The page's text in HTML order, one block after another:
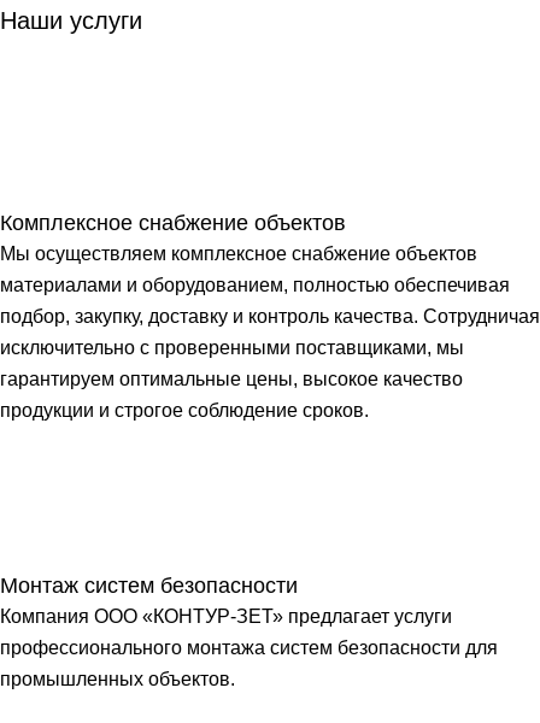
Наши услуги
Комплексное снабжение объектов
Мы осуществляем комплексное снабжение объектов
материалами и оборудованием, полностью обеспечивая
подбор, закупку, доставку и контроль качества. Сотрудничая
исключительно с проверенными поставщиками, мы
гарантируем оптимальные цены, высокое качество
продукции и строгое соблюдение сроков.
Монтаж систем безопасности
Компания ООО «КОНТУР-ЗЕТ» предлагает услуги
профессионального монтажа систем безопасности для
промышленных объектов.